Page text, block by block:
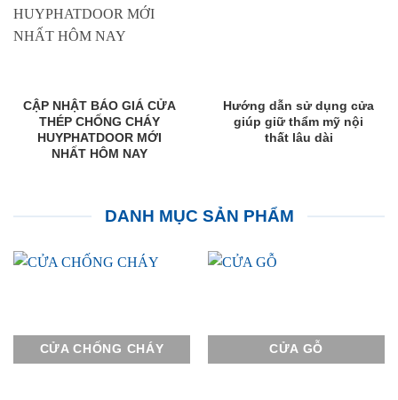
CẬP NHẬT BÁO GIÁ CỬA
THÉP CHỐNG CHÁY
HUYPHATDOOR MỚI
NHẤT HÔM NAY
Hướng dẫn sử dụng cửa
giúp giữ thẩm mỹ nội
thất lâu dài
DANH MỤC SẢN PHẨM
CỬA CHỐNG CHÁY CỬA GỖ